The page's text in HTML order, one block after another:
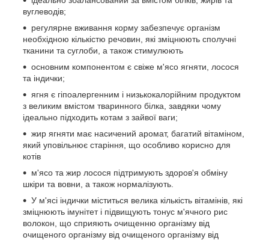
вуглеводів;
регулярне вживання корму забезпечує організм
необхідною кількістю речовин, які зміцнюють сполучні
тканини та суглоби, а також стимулюють
основним компонентом є свіже м'ясо ягняти, лосося
та індички;
ягня є гіпоалергенним і низькокалорійним продуктом
з великим вмістом тваринного білка, завдяки чому
ідеально підходить котам з зайвої ваги;
жир ягняти має насичений аромат, багатий вітаміном,
який уповільнює старіння, що особливо корисно для
котів
м'ясо та жир лосося підтримують здоров'я обміну
шкіри та вовни, а також нормалізують.
У м'ясі індички міститься велика кількість вітамінів, які
зміцнюють імунітет і підвищують тонус м'ячного рис
волокон, що сприяють очищенню організму від
очищеного організму від очищеного організму від